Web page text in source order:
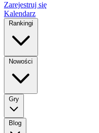
Zarejestruj się
Kalendarz
Rankingi
Nowości
Gry
Blog